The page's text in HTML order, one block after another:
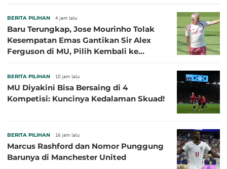
BERITA PILIHAN 4 jam lalu
Baru Terungkap, Jose Mourinho Tolak
Kesempatan Emas Gantikan Sir Alex
Ferguson di MU, Pilih Kembali ke
BERITA PILIHAN 10 jam lalu
MU Diyakini Bisa Bersaing di 4
Kompetisi: Kuncinya Kedalaman Skuad!
BERITA PILIHAN 16 jam lalu
Marcus Rashford dan Nomor Punggung
Barunya di Manchester United